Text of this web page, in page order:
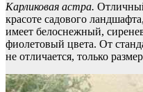
Карликовая астра.
красоте садового
имеет белоснежный,
фиолетовый цвета. От
не отличается, только